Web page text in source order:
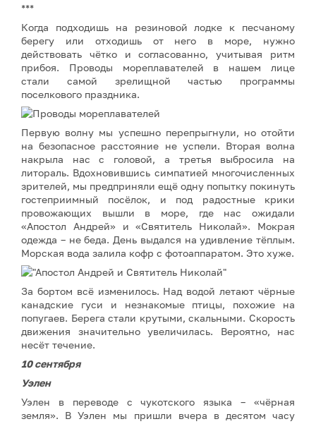
***
Когда подходишь на резиновой лодке к песчаному
берегу или отходишь от него в море, нужно
действовать чётко и согласованно, учитывая ритм
прибоя. Проводы мореплавателей в нашем лице
стали самой зрелищной частью программы
поселкового праздника.
Первую волну мы успешно перепрыгнули, но отойти
на безопасное расстояние не успели. Вторая волна
накрыла нас с головой, а третья выбросила на
литораль. Вдохновившись симпатией многочисленных
зрителей, мы предприняли ещё одну попытку покинуть
гостеприимный посёлок, и под радостные крики
провожающих вышли в море, где нас ожидали
«Апостол Андрей» и «Святитель Николай». Мокрая
одежда – не беда. День выдался на удивление тёплым.
Морская вода залила кофр с фотоаппаратом. Это хуже.
За бортом всё изменилось. Над водой летают чёрные
канадские гуси и незнакомые птицы, похожие на
попугаев. Берега стали крутыми, скальными. Скорость
движения значительно увеличилась. Вероятно, нас
несёт течение.
10 сентября
Уэлен
Уэлен в переводе с чукотского языка – «чёрная
земля». В Уэлен мы пришли вчера в десятом часу